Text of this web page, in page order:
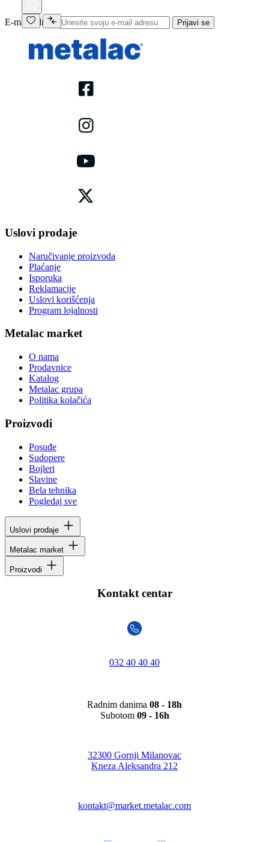
E-mail adresa Prijavi se
Uslovi prodaje
Naručivanje proizvoda
Plaćanje
Isporuka
Reklamacije
Uslovi korišćenja
Program lojalnosti
Metalac market
O nama
Prodavnice
Katalog
Metalac grupa
Politika kolačića
Proizvodi
Posuđe
Sudopere
Bojleri
Slavine
Bela tehnika
Pogledaj sve
Uslovi prodaje
Metalac market
Proizvodi
Kontakt centar
032 40 40 40
Radnim danima 08 - 18h
Subotom 09 - 16h
32300 Gornji Milanovac
Kneza Aleksandra 212
kontakt@market.metalac.com